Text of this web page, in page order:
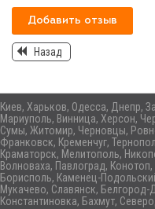
Добавить отзыв
Назад
Киев, Харьков, Одесса, Днепр,
Мариуполь, Винница, Херсон,
Сумы, Житомир, Черновцы,
Франковск, Кременчуг,
Краматорск, Мелитополь,
Волноваха, Павлоград,
Борисполь, Каменец-
Мукачево, Славянск,
Константиновка, Бахмут,